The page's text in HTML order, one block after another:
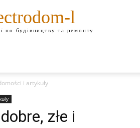
l
по будівництву та ремонту
i artykuły
złe i